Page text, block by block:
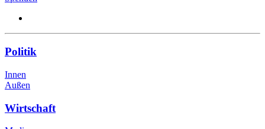
Politik
Innen
Außen
Wirtschaft